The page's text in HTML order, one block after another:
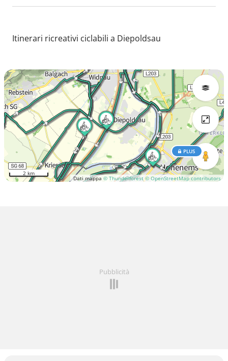
Itinerari ricreativi ciclabili a Diepoldsau
Dati mappa © Thunderforest © OpenStreetMap contributors
PLUS
2 km
Pubblicità